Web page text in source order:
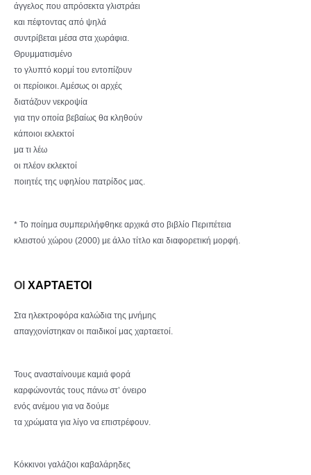
άγγελος που απρόσεκτα γλιστράει
και πέφτοντας από ψηλά
συντρίβεται μέσα στα χωράφια.
Θρυμματισμένο
το γλυπτό κορμί του εντοπίζουν
οι περίοικοι. Αμέσως οι αρχές
διατάζουν νεκροψία
για την οποία βεβαίως θα κληθούν
κάποιοι εκλεκτοί
μα τι λέω
οι πλέον εκλεκτοί
ποιητές της υφηλίου πατρίδος μας.
* Το ποίημα συμπεριλήφθηκε αρχικά στο βιβλίο Περιπέτεια
κλειστού χώρου (2000) με άλλο τίτλο και διαφορετική μορφή.
ΟΙ ΧΑΡΤΑΕΤΟΙ
Στα ηλεκτροφόρα καλώδια της μνήμης
απαγχονίστηκαν οι παιδικοί μας χαρταετοί.
Τους ανασταίνουμε καμιά φορά
καρφώνοντάς τους πάνω στ’ όνειρο
ενός ανέμου για να δούμε
τα χρώματα για λίγο να επιστρέφουν.
Κόκκινοι γαλάζιοι καβαλάρηδες